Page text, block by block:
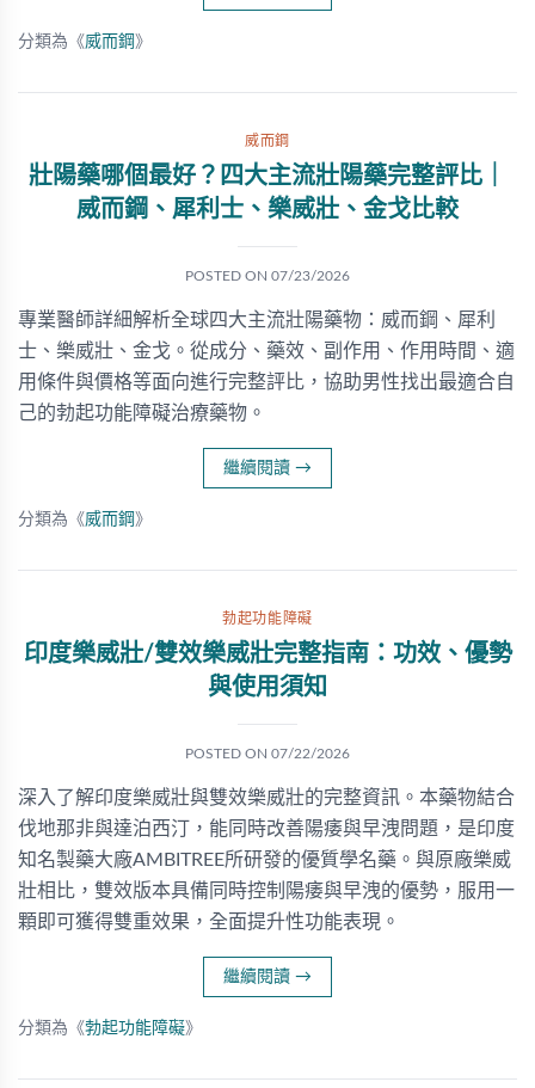
分類為《威而鋼 》
威而鋼
壯陽藥哪個最好？四大主流壯陽藥完整評比｜
威而鋼、犀利士、樂威壯、金戈比較
POSTED ON 07/23/2026
專業醫師詳細解析全球四大主流壯陽藥物：威而鋼、犀利
士、樂威壯、金戈。從成分、藥效、副作用、作用時間、適
用條件與價格等面向進行完整評比，協助男性找出最適合自
己的勃起功能障礙治療藥物。
繼續閱讀 →
分類為《威而鋼 》
勃起功能障礙
印度樂威壯/雙效樂威壯完整指南：功效、優勢
與使用須知
POSTED ON 07/22/2026
深入了解印度樂威壯與雙效樂威壯的完整資訊。本藥物結合
伐地那非與達泊西汀，能同時改善陽痿與早洩問題，是印度
知名製藥大廠AMBITREE所研發的優質學名藥。與原廠樂威
壯相比，雙效版本具備同時控制陽痿與早洩的優勢，服用一
顆即可獲得雙重效果，全面提升性功能表現。
繼續閱讀 →
分類為《勃起功能障礙》